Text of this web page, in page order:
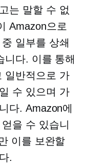
는 말할 수 없
Amazon으로
일부를 상쇄
니다. 이를 통해
일반적으로 가
수 있으며 가
다. Amazon에
을 수 있습니
이를 보완할
.